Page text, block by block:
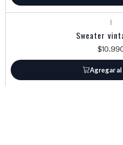
|
Sweater
Agregar al